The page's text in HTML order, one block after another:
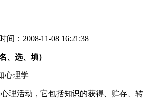
时间：2008-11-08 16:21:38
选、填）
理学
活动，它包括知识的获得、贮存、转